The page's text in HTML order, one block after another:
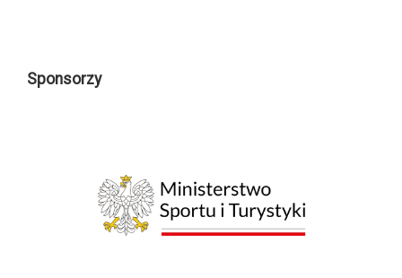
Sponsorzy